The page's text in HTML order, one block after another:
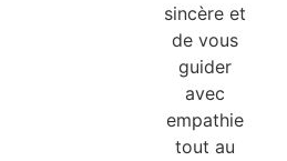
sincère et
de vous
guider
avec
empathie
tout au